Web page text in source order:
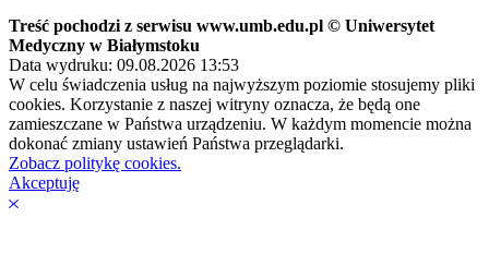
Treść pochodzi z serwisu www.umb.edu.pl © Uniwersytet
Medyczny w Białymstoku
Data wydruku: 09.08.2026 13:53
W celu świadczenia usług na najwyższym poziomie stosujemy pliki
cookies. Korzystanie z naszej witryny oznacza, że będą one
zamieszczane w Państwa urządzeniu. W każdym momencie można
dokonać zmiany ustawień Państwa przeglądarki.
Zobacz politykę cookies.
Akceptuję